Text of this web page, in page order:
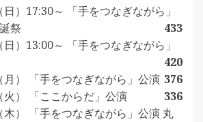
）17:30～ 「手をつなぎながら」
祭
433
）13:00～ 「手をつなぎながら」
420
） 「手をつなぎながら」公演 376
） 「ここからだ」公演
336
） 「手をつなぎながら」公演 丸